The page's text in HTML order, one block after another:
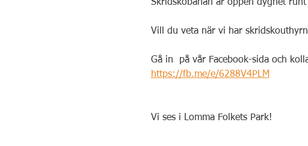
Skridskobanan är öppen dygnet
Vill du veta när vi har
Gå in  på vår Facebook-sida och
https://fb.me/e/6288V4PLM
Vi ses i Lomma Folkets Park!